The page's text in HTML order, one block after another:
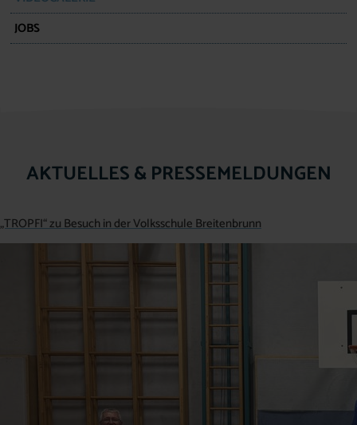
JOBS
AKTUELLES & PRESSEMELDUNGEN
„TROPFI“ zu Besuch in der Volksschule Breitenbrunn